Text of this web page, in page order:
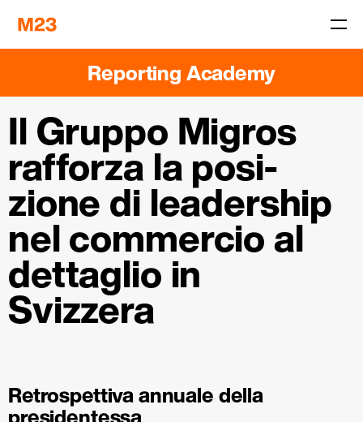
Reporting Academy
­
Il Gruppo Migros
rafforza la posi­
zione di leadership
nel commercio al
detta­glio in
Svizzera
Retrospettiva annuale della